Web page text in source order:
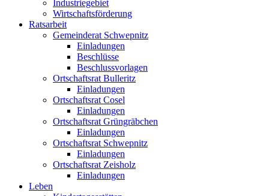
Industriegebiet
Wirtschaftsförderung
Ratsarbeit
Gemeinderat Schwepnitz
Einladungen
Beschlüsse
Beschlussvorlagen
Ortschaftsrat Bulleritz
Einladungen
Ortschaftsrat Cosel
Einladungen
Ortschaftsrat Grüngräbchen
Einladungen
Ortschaftsrat Schwepnitz
Einladungen
Ortschaftsrat Zeisholz
Einladungen
Leben